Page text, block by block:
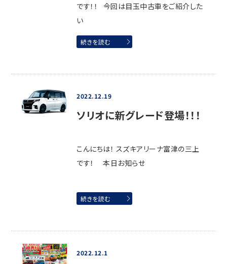
です！！ 今回は目玉中古車をご紹介した
い
続きを読む
2022.12.19
ソリオに新グレード登場！！！
こんにちは！ スズキアリーナ富津の三上
です！ 本日お知らせ
続きを読む
2022.12.1